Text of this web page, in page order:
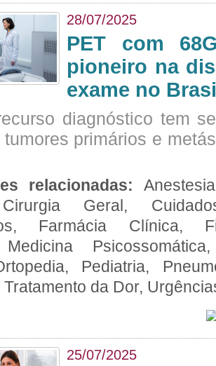
28/07/2025
PET com
pioneiro na
exame no
diagnóstico tem
primários e
relacionadas:
Geral,
Farmácia Clínica,
Medicina
Pediatria,
da Dor,
25/07/2025